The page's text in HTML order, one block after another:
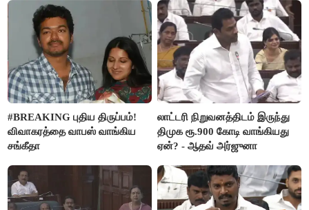
#BREAKING புதிய திருப்பம்!
விவாகரத்தை வாபஸ் வாங்கிய
சங்கீதா
லாட்டரி நிறுவனத்திடம் இருந்து
திமுக ரூ.900 கோடி வாங்கியது
ஏன்? - ஆதவ் அர்ஜுனா